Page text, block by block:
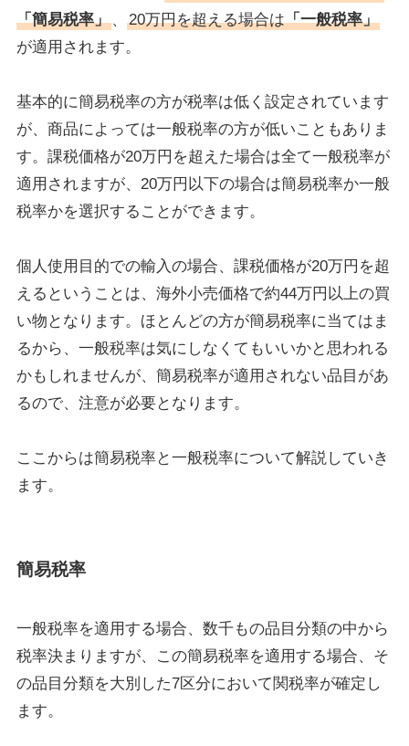
「簡易税率」、 20万円を超える場合は「一般税率」
が適用されます。
基本的に簡易税率の方が税率は低く設定されています
が、商品によっては一般税率の方が低いこともありま
す。課税価格が20万円を超えた場合は全て一般税率が
適用されますが、20万円以下の場合は簡易税率か一般
税率かを選択することができます。
個人使用目的での輸入の場合、課税価格が20万円を超
えるということは、海外小売価格で約44万円以上の買
い物となります。ほとんどの方が簡易税率に当てはま
るから、一般税率は気にしなくてもいいかと思われる
かもしれませんが、簡易税率が適用されない品目があ
るので、注意が必要となります。
ここからは簡易税率と一般税率について解説していき
ます。
簡易税率
一般税率を適用する場合、数千もの品目分類の中から
税率決まりますが、この簡易税率を適用する場合、そ
の品目分類を大別した7区分において関税率が確定し
ます。